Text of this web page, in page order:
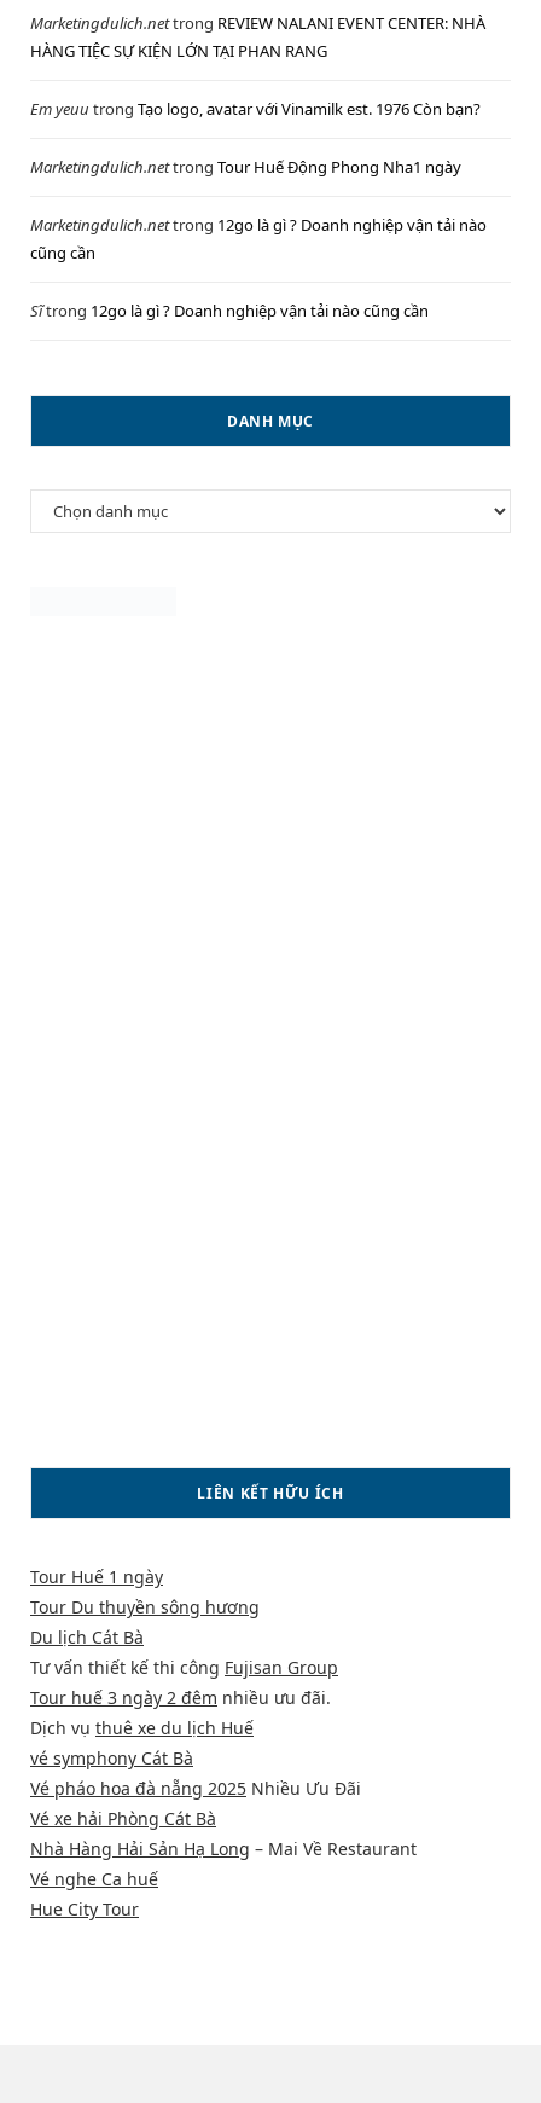
Marketingdulich.nettrong REVIEW NALANI EVENT CENTER: NHÀ
HÀNG TIỆC SỰ KIỆN LỚN TẠI PHAN RANG
Em yeuu trong Tạo logo, avatar với Vinamilk est. 1976 Còn bạn?
Marketingdulich.nettrong Tour Huế Động Phong Nha1 ngày
Marketingdulich.nettrong 12go là gì ? Doanh nghiệp vận tải nào
cũng cần
Sĩtrong 12go là gì ? Doanh nghiệp vận tải nào cũng cần
DANH MỤC
Danh
mục
LIÊN KẾT HỮU ÍCH
Tour Huế 1 ngày
Tour Du thuyền sông hương
Du lịch Cát Bà
Tư vấn thiết kế thi công Fujisan Group
Tour huế 3 ngày 2 đêm nhiều ưu đãi.
Dịch vụ thuê xe du lịch Huế
vé symphony Cát Bà
Vé pháo hoa đà nẵng 2025 Nhiều Ưu Đãi
Vé xe hải Phòng Cát Bà
Nhà Hàng Hải Sản Hạ Long – Mai Về Restaurant
Vé nghe Ca huế
Hue City Tour